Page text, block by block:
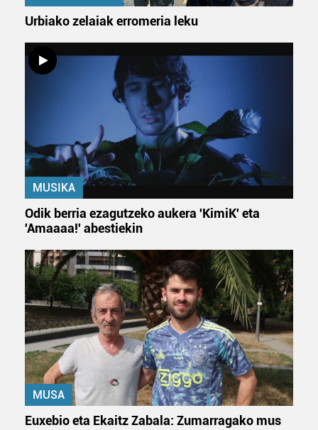
Urbiako zelaiak erromeria leku
MUSIKA
Odik berria ezagutzeko aukera 'KimiK' eta
'Amaaaa!' abestiekin
MUSA
Euxebio eta Ekaitz Zabala: Zumarragako mus